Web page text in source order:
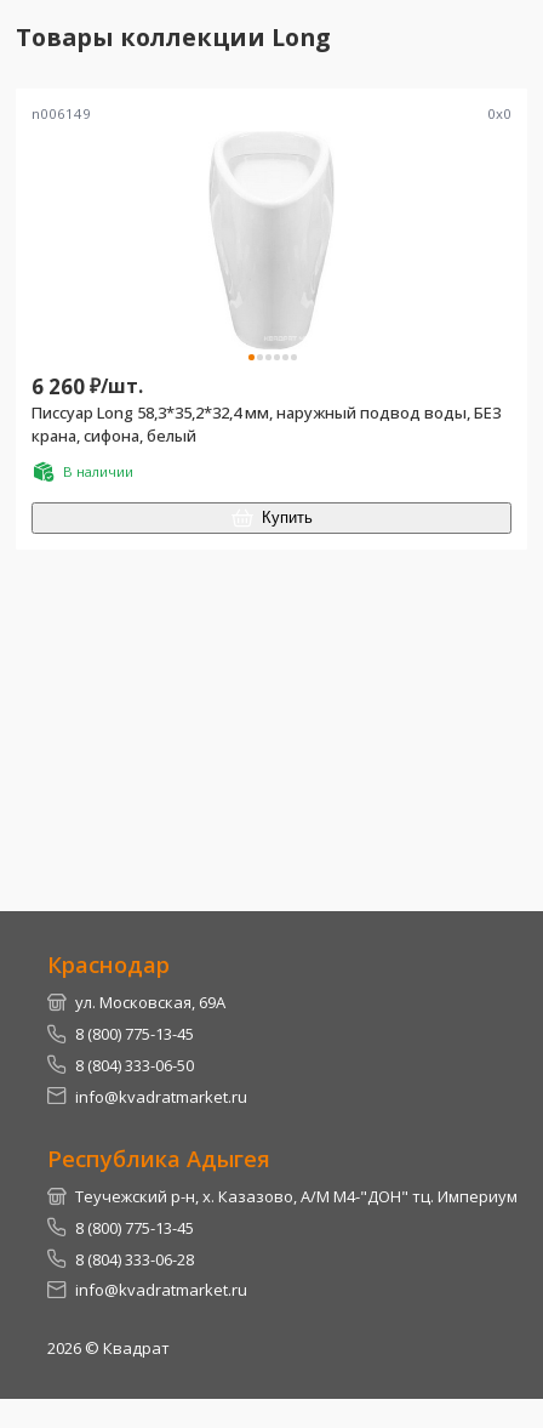
Товары коллекции Long
n006149 0x0
6 260₽/шт.
Писсуар Long 58,3*35,2*32,4 мм, наружный подвод воды, БЕЗ
крана, сифона, белый
В наличии
Купить
Краснодар
ул. Московская, 69А
8 (800) 775-13-45
8 (804) 333-06-50
info@kvadratmarket.ru
Республика Адыгея
Теучежский р-н, х. Казазово, А/М М4-"ДОН" тц. Империум
8 (800) 775-13-45
8 (804) 333-06-28
info@kvadratmarket.ru
2026 © Квадрат